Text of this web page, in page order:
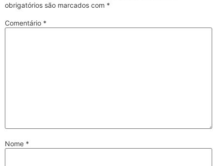
obrigatórios são marcados com *
Comentário *
Nome *